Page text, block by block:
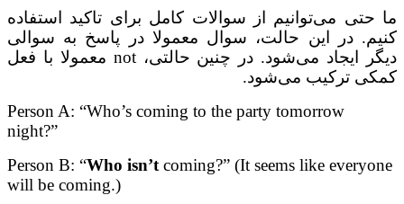
ما حتی می‌توانیم از سوالات کامل برای تاکید استفاده
کنیم. در این حالت، سوال معمولا در پاسخ به سوالی
دیگر ایجاد می‌شود. در چنین حالتی،not معمولا با فعل
کمکی ترکیب می‌شود.
Person A: “Who’s coming to the party tomorrow
night?”
Person B: “Who isn’tcoming?” (It seems like everyone
will be coming.)